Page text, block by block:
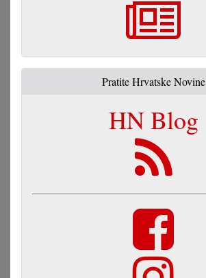
Pratite Hrvatske Novine
HN Blog